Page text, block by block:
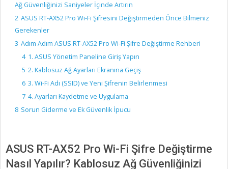
Ağ Güvenliğinizi Saniyeler İçinde Artırın
2 ASUS RT-AX52 Pro Wi-Fi Şifresini Değiştirmeden Önce Bilmeniz
Gerekenler
3 Adım Adım ASUS RT-AX52 Pro Wi-Fi Şifre Değiştirme Rehberi
4 1. ASUS Yönetim Paneline Giriş Yapın
5 2. Kablosuz Ağ Ayarları Ekranına Geçiş
6 3. Wi-Fi Adı (SSID) ve Yeni Şifrenin Belirlenmesi
7 4. Ayarları Kaydetme ve Uygulama
8 Sorun Giderme ve Ek Güvenlik İpucu
ASUS RT-AX52 Pro Wi-Fi Şifre Değiştirme
Nasıl Yapılır? Kablosuz Ağ Güvenliğinizi